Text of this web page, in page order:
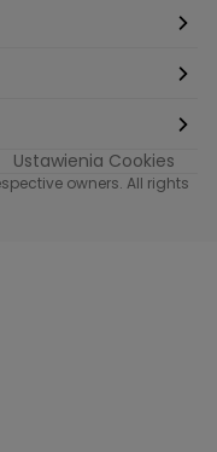
Ustawienia Cookies
owners. All rights